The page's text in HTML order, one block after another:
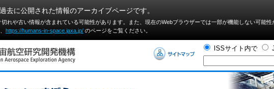
去に公開された情報のアーカイブページです。
切れや古い情報が含まれている可能性があります。また、現在のWebブラウザーでは⼀部が機能しない可能性
https://humans-in-space.jaxa.jp/ のページをご覧ください。
ISSサイト内で